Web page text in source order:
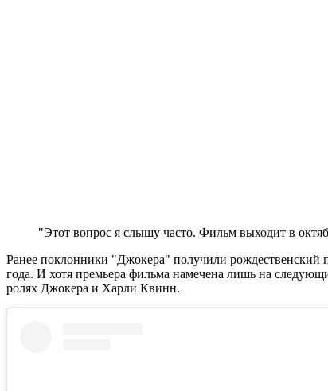
"Этот вопрос я слышу часто. Фильм выходит в
Ранее поклонники "Джокера" получили рождественский
года. И хотя премьера фильма намечена лишь на
ролях Джокера и Харли Квинн.